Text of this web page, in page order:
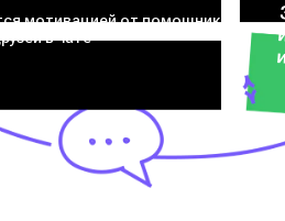
мотивацией от помощников
в чате